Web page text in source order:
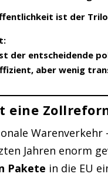
ist der
der entscheidende
aber wenig
eine
Warenverkehr
Jahren enorm
Pakete in die EU